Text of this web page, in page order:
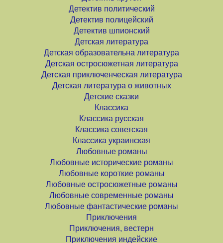
Детектив политический
Детектив полицейский
Детектив шпионский
Детская литература
Детская образовательна литература
Детская остросюжетная литература
Детская приключенческая литература
Детская литература о животных
Детские сказки
Классика
Классика русская
Классика советская
Классика украинская
Любовные романы
Любовные исторические романы
Любовные короткие романы
Любовные остросюжетные романы
Любовные современные романы
Любовные фантастические романы
Приключения
Приключения, вестерн
Приключения индейские